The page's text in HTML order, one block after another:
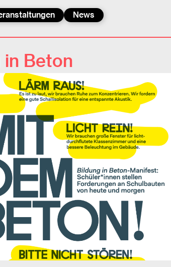
News
in Beton